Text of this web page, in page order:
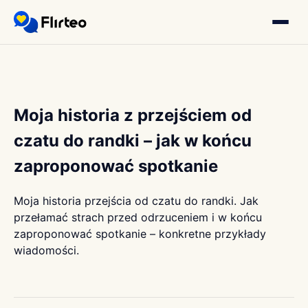
Moja historia z przejściem od
czatu do randki – jak w końcu
zaproponować spotkanie
Moja historia przejścia od czatu do randki. Jak
przełamać strach przed odrzuceniem i w końcu
zaproponować spotkanie – konkretne przykłady
wiadomości.